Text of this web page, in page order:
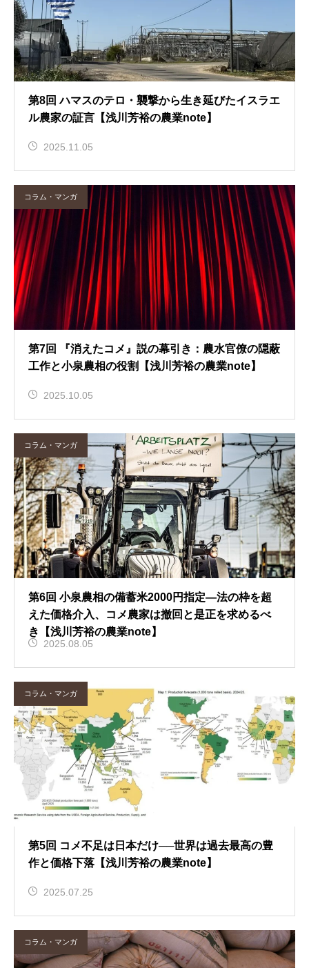
第8回 ハマスのテロ・襲撃から生き延びたイスラエ
ル農家の証言【浅川芳裕の農業note】
2025.11.05
コラム・マンガ
第7回 『消えたコメ』説の幕引き：農水官僚の隠蔽
工作と小泉農相の役割【浅川芳裕の農業note】
2025.10.05
コラム・マンガ
第6回 小泉農相の備蓄米2000円指定―法の枠を超
えた価格介入、コメ農家は撤回と是正を求めるべ
き【浅川芳裕の農業note】
2025.08.05
コラム・マンガ
第5回 コメ不足は日本だけ──世界は過去最高の豊
作と価格下落【浅川芳裕の農業note】
2025.07.25
コラム・マンガ